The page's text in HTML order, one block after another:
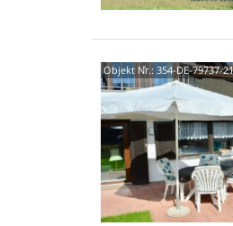
Objekt Nr.: 354-DE-79737-21